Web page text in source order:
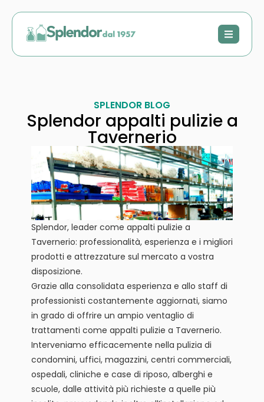
SPLENDOR BLOG
Splendor appalti pulizie a
Tavernerio
Splendor, leader come appalti pulizie a
Tavernerio: professionalità, esperienza e i migliori
prodotti e attrezzature sul mercato a vostra
disposizione.
Grazie alla consolidata esperienza e allo staff di
professionisti costantemente aggiornati, siamo
in grado di offrire un ampio ventaglio di
trattamenti come appalti pulizie a Tavernerio.
Interveniamo efficacemente nella pulizia di
condomini, uffici, magazzini, centri commerciali,
ospedali, cliniche e case di riposo, alberghi e
scuole, dalle attività più richieste a quelle più